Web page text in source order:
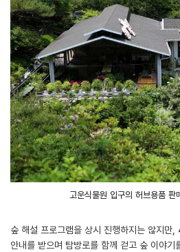
고운식물원 입구의 허브용품 판
숲 해설 프로그램을 상시 진행하지는 않지만,
안내를 받으며 탐방로를 함께 걷고 숲 이야기